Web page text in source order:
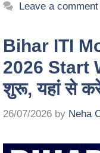
Leave a comment
Bihar ITI
2026 Start
शुरू, यहां से
26/07/2026 by Neha